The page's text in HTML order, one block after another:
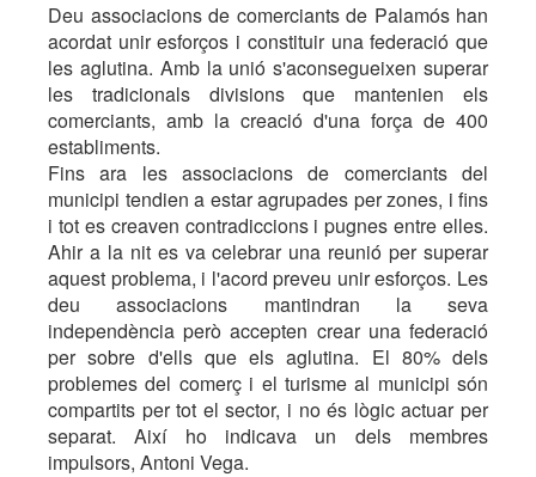
Deu associacions de comerciants de Palamós han
acordat unir esforços i constituir una federació que
les aglutina. Amb la unió s'aconsegueixen superar
les tradicionals divisions que mantenien els
comerciants, amb la creació d'una força de 400
establiments.
Fins ara les associacions de comerciants del
municipi tendien a estar agrupades per zones, i fins
i tot es creaven contradiccions i pugnes entre elles.
Ahir a la nit es va celebrar una reunió per superar
aquest problema, i l'acord preveu unir esforços. Les
deu associacions mantindran la seva
independència però accepten crear una federació
per sobre d'ells que els aglutina. El 80% dels
problemes del comerç i el turisme al municipi són
compartits per tot el sector, i no és lògic actuar per
separat. Així ho indicava un dels membres
impulsors, Antoni Vega.